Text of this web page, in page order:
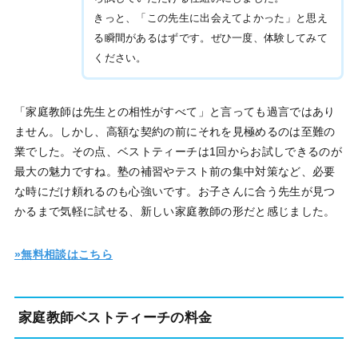
きっと、「この先生に出会えてよかった」と思え
る瞬間があるはずです。ぜひ一度、体験してみて
ください。
「家庭教師は先生との相性がすべて」と言っても過言ではあり
ません。しかし、高額な契約の前にそれを見極めるのは至難の
業でした。その点、ベストティーチは1回からお試しできるのが
最大の魅力ですね。塾の補習やテスト前の集中対策など、必要
な時にだけ頼れるのも心強いです。お子さんに合う先生が見つ
かるまで気軽に試せる、新しい家庭教師の形だと感じました。
»無料相談はこちら
家庭教師ベストティーチの料金